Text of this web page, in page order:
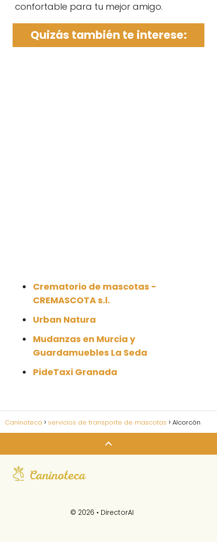
confortable para tu mejor amigo.
Quizás también te interese:
Crematorio de mascotas -
CREMASCOTA s.l.
Urban Natura
Mudanzas en Murcia y
Guardamuebles La Seda
PideTaxi Granada
Caninoteca servicios de transporte de mascotas Alcorcón
© 2026 • DirectorAI